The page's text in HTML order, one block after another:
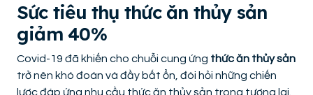
Sức tiêu thụ thức ăn thủy sản
giảm 40%
Covid-19 đã khiến cho chuỗi cung ứng thức ăn thủy sản
trở nên khó đoán và đầy bất ổn, đòi hỏi những chiến
lược đáp ứng nhu cầu thức ăn thủy sản trong tương lai.